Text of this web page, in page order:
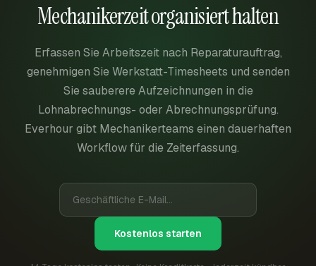
Mechanikerzeit organisiert halten
Erfassen Sie Arbeitszeit nach Reparaturauftrag,
genehmigen Sie Werkstatt-Timesheets und senden
Sie sauberere Aufzeichnungen in die
Lohnabrechnungs- oder Abrechnungsprüfung.
Everhour gibt Mechanikerteams einen dauerhaften
Workflow für die Zeiterfassung.
Kostenlos starten